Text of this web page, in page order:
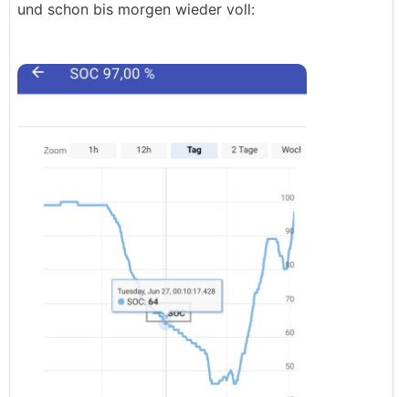
und schon bis morgen wieder voll: